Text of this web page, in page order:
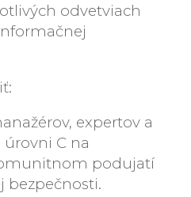
odvetviach
expertov a
C na
podujatí
bezpečnosti.